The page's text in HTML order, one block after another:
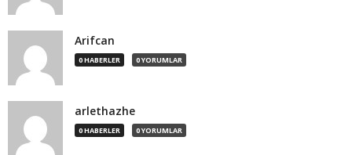
Arifcan
0 HABERLER 0 YORUMLAR
arlethazhe
0 HABERLER 0 YORUMLAR